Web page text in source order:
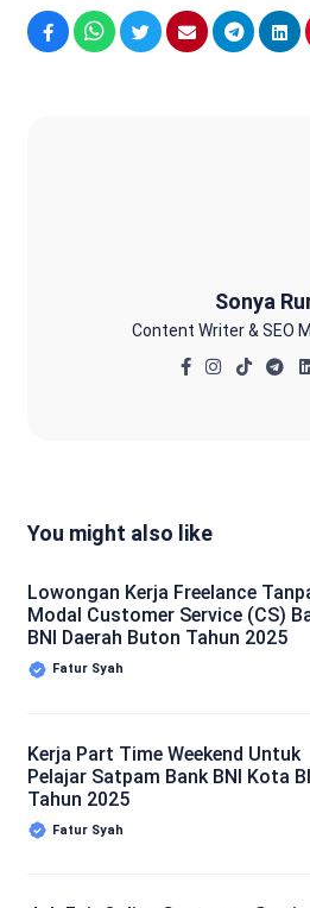
Sonya
Content Writer & SEO
You might also like
Lowongan Kerja Freelance
Modal Customer Service (CS)
BNI Daerah Buton Tahun 2025
Fatur Syah
Kerja Part Time Weekend Untuk
Pelajar Satpam Bank BNI Kota
Tahun 2025
Fatur Syah